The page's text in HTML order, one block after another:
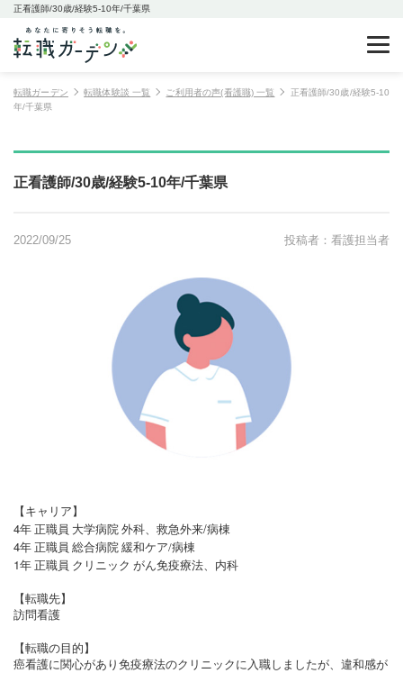
正看護師/30歳/経験5-10年/千葉県
転職ガーデン 転職体験談 一覧 ご利用者の声(看護職) 一覧
正看護師/30歳/経験5-10
年/千葉県
正看護師/30歳/経験5-10年/千葉県
2022/09/25 投稿者：看護担当者
【キャリア】
4年 正職員 大学病院 外科、救急外来/病棟
4年 正職員 総合病院 緩和ケア/病棟
1年 正職員 クリニック がん免疫療法、内科
【転職先】
訪問看護
【転職の目的】
癌看護に関心があり免疫療法のクリニックに入職しましたが、違和感が